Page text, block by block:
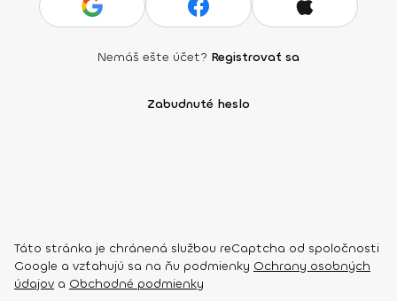
Nemáš ešte účet? Registrovať sa
Zabudnuté heslo
Táto stránka je chránená službou reCaptcha od spoločnosti
Google a vzťahujú sa na ňu podmienky Ochrany osobných
údajov a Obchodné podmienky